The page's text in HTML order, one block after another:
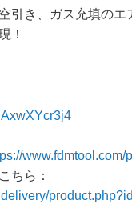
引き、ガス充填のエ
！
www.fdmtool.com/
ちら：